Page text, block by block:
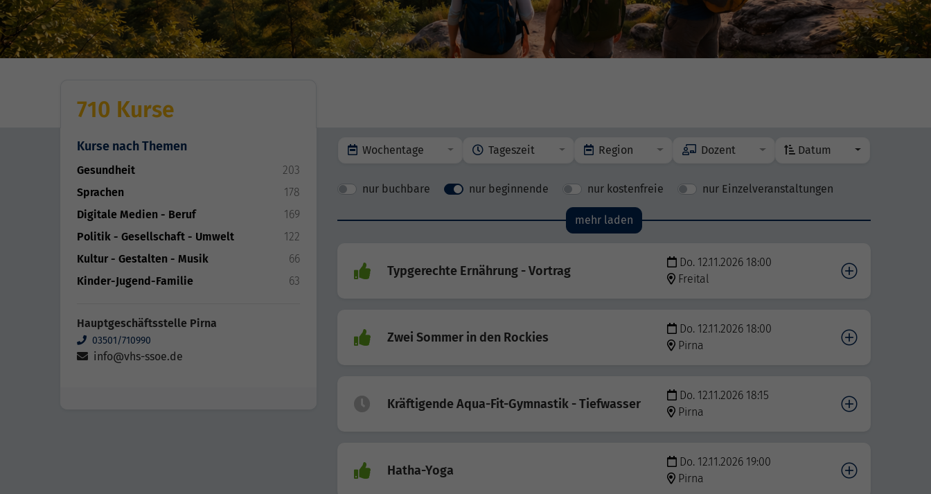
710 Kurse
Kurse nach Themen
Gesundheit
203
Sprachen
178
Digitale Medien - Beruf
169
Politik - Gesellschaft - Umwelt
122
Kultur - Gestalten - Musik
66
Kinder-Jugend-Familie
63
Hauptgeschäftsstelle Pirna
03501/710990
info@vhs-ssoe.de
Wochentage Tageszeit Region Dozent Datum
nur buchbare nur beginnende nur kostenfreie nur Einzelveranstaltungen
mehr laden
Typgerechte Ernährung - Vortrag
Do. 12.11.2026 18:00
Freital
Zwei Sommer in den Rockies
Do. 12.11.2026 18:00
Pirna
Kräftigende Aqua-Fit-Gymnastik - Tiefwasser
Do. 12.11.2026 18:15
Pirna
Hatha-Yoga
Do. 12.11.2026 19:00
Pirna